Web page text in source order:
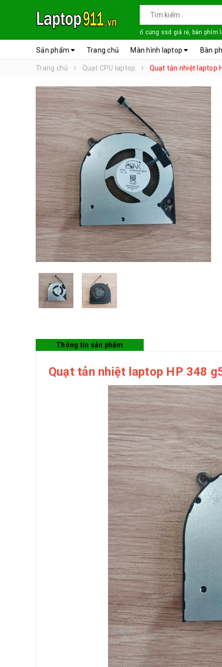
ổ cứng ssd giá rẻ, bàn phím
Sản phẩm Trang chủ Màn hình laptop Bàn
Trang chủ Quạt CPU laptop Quạt tản nhiệt laptop
Thông tin sản phẩm
Quạt tản nhiệt laptop HP 348